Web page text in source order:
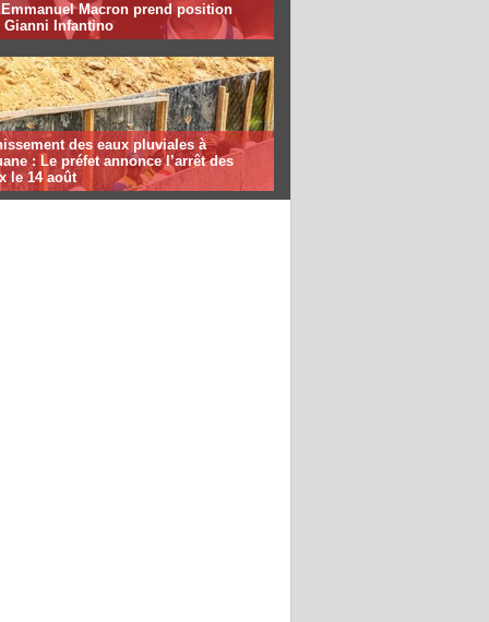
Emmanuel Macron prend position
Gianni Infantino
des eaux pluviales à
: Le préfet annonce l’arrêt des
le 14 août